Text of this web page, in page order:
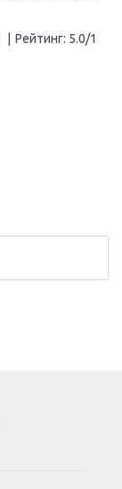
Рейтинг: 5.0/1